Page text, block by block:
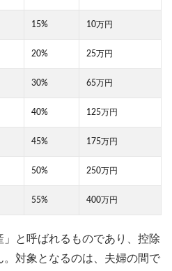
15% 10万円
20% 25万円
30% 65万円
40% 125万円
45% 175万円
50% 250万円
55% 400万円
と呼ばれるものであり、控除
対象となるのは、夫婦の間で